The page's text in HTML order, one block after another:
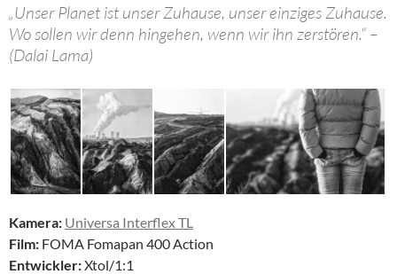
„Unser Planet ist unser Zuhause, unser einziges Zuhause.
Wo sollen wir denn hingehen, wenn wir ihn zerstören.“ –
(Dalai Lama)
Kamera: Universa Interflex TL
Film: FOMA Fomapan 400 Action
Entwickler:Xtol/1:1